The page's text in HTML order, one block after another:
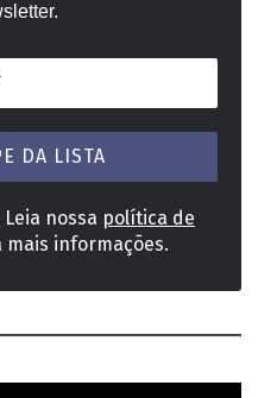
nossa política de
mais informações.